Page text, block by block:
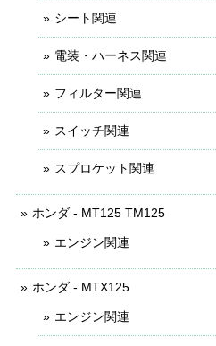
シート関連
電装・ハーネス関連
フィルター関連
スイッチ関連
スプロケット関連
ホンダ - MT125 TM125
エンジン関連
ホンダ - MTX125
エンジン関連